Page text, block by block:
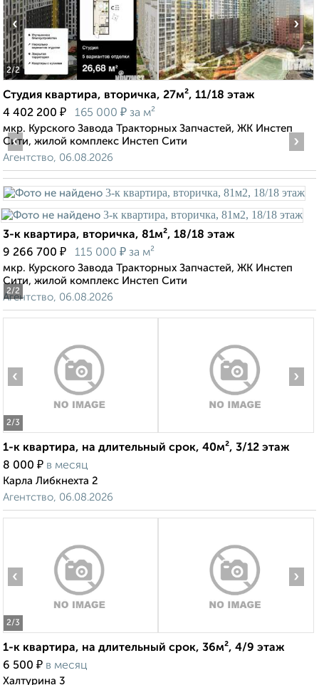
2/2
‹ ›
Студия квартира, вторичка, 27м², 11/18 этаж
4 402 200 ₽ 165 000 ₽ за м²
мкр. Курского Завода Тракторных Запчастей, ЖК Инстеп
Сити, жилой комплекс Инстеп Сити
Агентство, 06.08.2026
2/2
‹ ›
3-к квартира, вторичка, 81м², 18/18 этаж
9 266 700 ₽ 115 000 ₽ за м²
мкр. Курского Завода Тракторных Запчастей, ЖК Инстеп
Сити, жилой комплекс Инстеп Сити
Агентство, 06.08.2026
2/3
‹ ›
1-к квартира, на длительный срок, 40м², 3/12 этаж
8 000 ₽ в месяц
Карла Либкнехта 2
Агентство, 06.08.2026
2/3
‹ ›
1-к квартира, на длительный срок, 36м², 4/9 этаж
6 500 ₽ в месяц
Халтурина 3